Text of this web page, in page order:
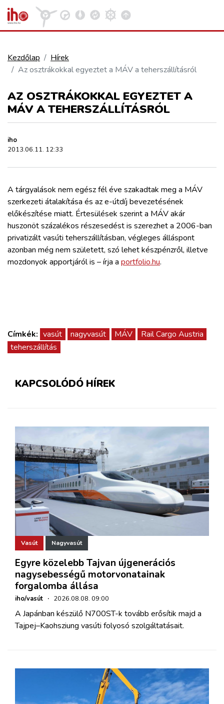
VASÚT
KÖZÚT
REPÜLÉS
KÖZLEKEDÉSFEJLESZTÉS
ELLÁTÁSI LÁNC
ZÖLDÚT
HAJÓZÁS
WEBSHOP
BELÉPÉS
Kosár megtekintése
Kezdőlap
Hírek
Az osztrákokkal egyeztet a MÁV a teherszállításról
AZ OSZTRÁKOKKAL EGYEZTET A
MÁV A TEHERSZÁLLÍTÁSRÓL
iho
2013.06.11. 12:33
A tárgyalások nem egész fél éve szakadtak meg a MÁV
szerkezeti átalakítása és az e-útdíj bevezetésének
előkészítése miatt. Értesülések szerint a MÁV akár
huszonöt százalékos részesedést is szerezhet a 2006-ban
privatizált vasúti teherszállításban, végleges álláspont
azonban még nem született, szó lehet készpénzről, illetve
mozdonyok apportjáról is – írja a portfolio.hu.
Címkék: vasút nagyvasút MÁV
Rail Cargo Austria
teherszállítás
KAPCSOLÓDÓ HÍREK
Vasút Nagyvasút
Egyre közelebb Tajvan újgenerációs
nagysebességű motorvonatainak
forgalomba állása
iho/vasút · 2026.08.08. 09:00
A Japánban készülő N700ST-k tovább erősítik majd a
Tajpej–Kaohsziung vasúti folyosó szolgáltatásait.